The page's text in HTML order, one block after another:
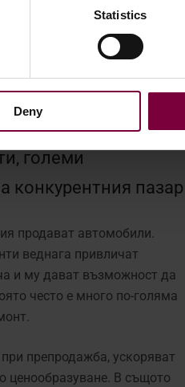
Statistics
Deny
дилърите получават
на ОЕМ.
големи
конкурентния пазар
продават автомобили.
веднага привличат
и му дават възможност да
често е много по-голяма
препродажба, ускоряват
ценообразуване. В същото